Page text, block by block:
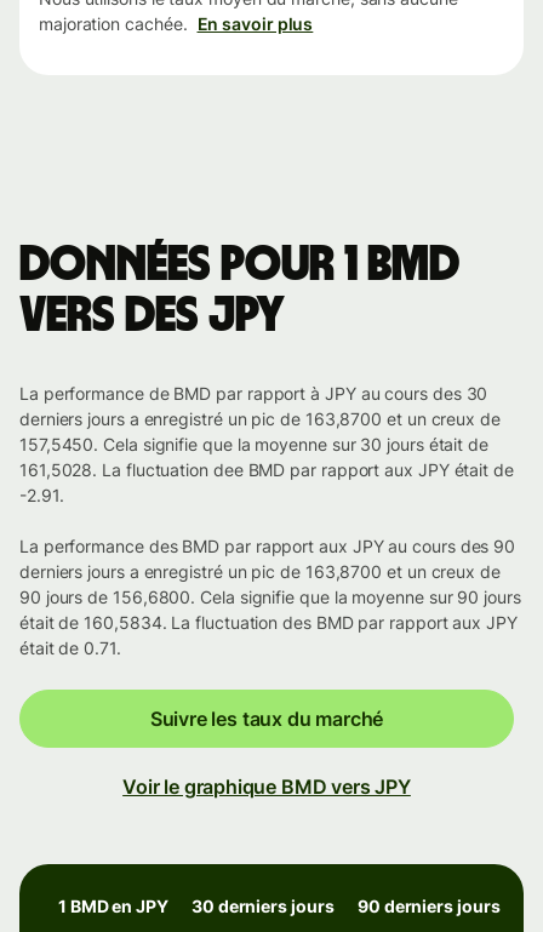
majoration cachée. En savoir plus
Données pour 1 BMD
vers des JPY
La performance de BMD par rapport à JPY au cours des 30
derniers jours a enregistré un pic de 163,8700 et un creux de
157,5450. Cela signifie que la moyenne sur 30 jours était de
161,5028. La fluctuation dee BMD par rapport aux JPY était de
-2.91.
La performance des BMD par rapport aux JPY au cours des 90
derniers jours a enregistré un pic de 163,8700 et un creux de
90 jours de 156,6800. Cela signifie que la moyenne sur 90 jours
était de 160,5834. La fluctuation des BMD par rapport aux JPY
était de 0.71.
Suivre les taux du marché
Voir le graphique BMD vers JPY
1 BMD en JPY 30 derniers jours 90 derniers jours